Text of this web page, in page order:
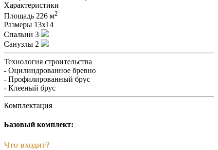
Характеристики
Площадь 226 м2
Размеры 13х14
Спальни 3
Санузлы 2
Технология строительства
- Оцилиндрованное бревно
- Профилированный брус
- Клееный брус
Комплектация
Базовый комплект:
Что входит?